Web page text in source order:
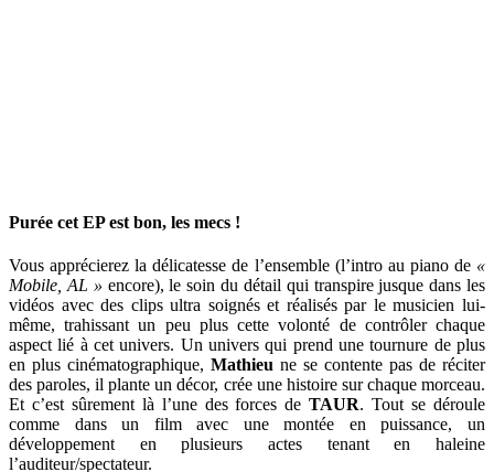
Purée cet EP est bon, les mecs !
Vous apprécierez la délicatesse de l’ensemble (l’intro au piano de «
Mobile, AL » encore), le soin du détail qui transpire jusque dans les
vidéos avec des clips ultra soignés et réalisés par le musicien lui-
même, trahissant un peu plus cette volonté de contrôler chaque
aspect lié à cet univers. Un univers qui prend une tournure de plus
en plus cinématographique, Mathieu ne se contente pas de réciter
des paroles, il plante un décor, crée une histoire sur chaque morceau.
Et c’est sûrement là l’une des forces deTAUR. Tout se déroule
comme dans un film avec une montée en puissance, un
développement en plusieurs actes tenant en haleine
l’auditeur/spectateur.